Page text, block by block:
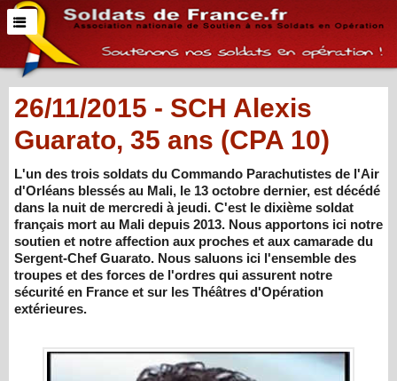
26/11/2015 - SCH Alexis
Guarato, 35 ans (CPA 10)
L'un des trois soldats du Commando Parachutistes de l'Air
d'Orléans blessés au Mali, le 13 octobre dernier, est décédé
dans la nuit de mercredi à jeudi. C'est le dixième soldat
français mort au Mali depuis 2013. Nous apportons ici notre
soutien et notre affection aux proches et aux camarade du
Sergent-Chef Guarato. Nous saluons ici l'ensemble des
troupes et des forces de l'ordres qui assurent notre
sécurité en France et sur les Théâtres d'Opération
extérieures.